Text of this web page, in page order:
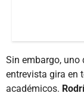
Sin embargo, uno
entrevista gira en
académicos.